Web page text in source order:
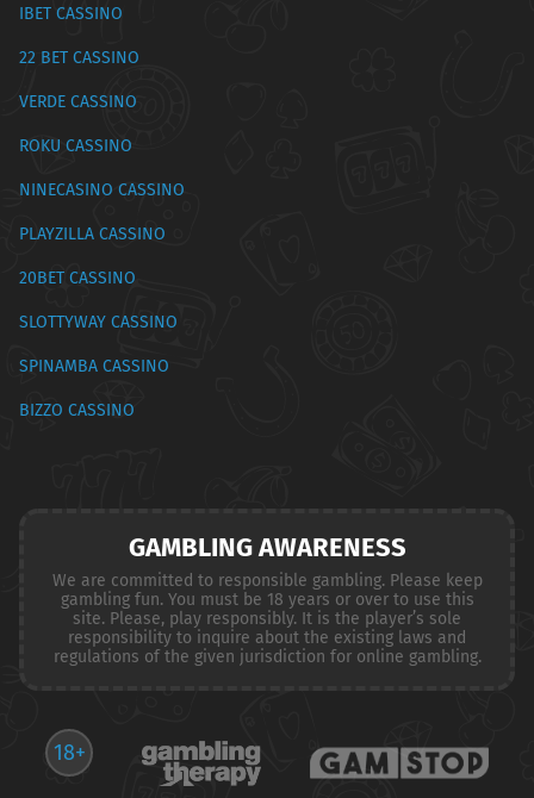
IBET CASSINO
22 BET CASSINO
VERDE CASSINO
ROKU CASSINO
NINECASINO CASSINO
PLAYZILLA CASSINO
20BET CASSINO
SLOTTYWAY CASSINO
SPINAMBA CASSINO
BIZZO CASSINO
GAMBLING AWARENESS
We are committed to responsible gambling. Please keep
gambling fun. You must be 18 years or over to use this
site. Please, play responsibly. It is the player’s sole
responsibility to inquire about the existing laws and
regulations of the given jurisdiction for online gambling.
18+